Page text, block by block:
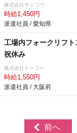
株式会社サンコウ
時給1,450円
派遣社員 / 愛知県
工場内フォークリフ
祝休み
株式会社トーコー
時給1,550円
派遣社員 / 大阪府
前へ